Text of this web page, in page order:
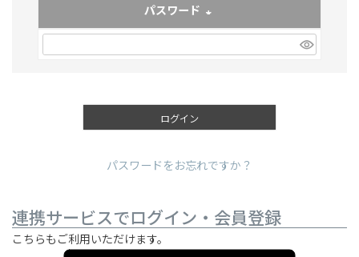
パスワード
(必須)
ログイン
パスワードをお忘れですか？
連携サービスでログイン・会員登録
こちらもご利用いただけます。